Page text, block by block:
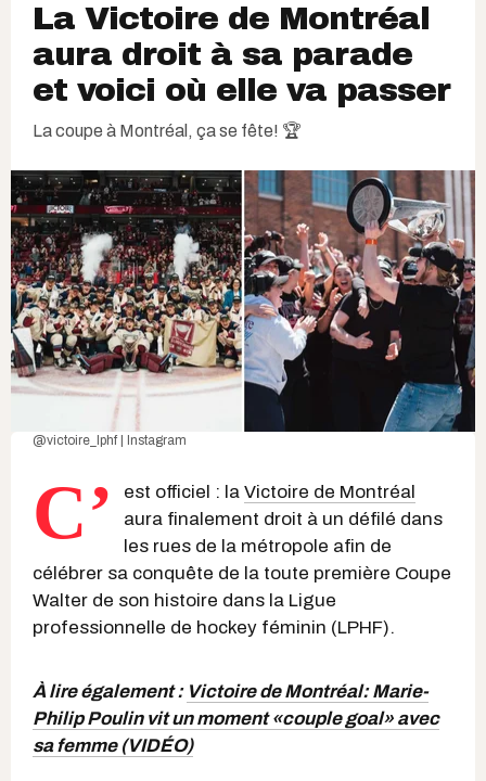
La Victoire de Montréal
aura droit à sa parade
et voici où elle va passer
La coupe à Montréal, ça se fête! 🏆
@victoire_lphf | Instagram
C’ est officiel : la Victoire de Montréal
aura finalement droit à un défilé dans
les rues de la métropole afin de
célébrer sa conquête de la toute première Coupe
Walter de son histoire dans la Ligue
professionnelle de hockey féminin (LPHF).
À lire également : Victoire de Montréal: Marie-
Philip Poulin vit un moment «couple goal» avec
sa femme (VIDÉO)